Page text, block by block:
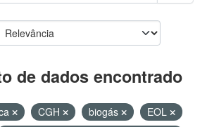
de dados encontrado
CGH biogás
EOL